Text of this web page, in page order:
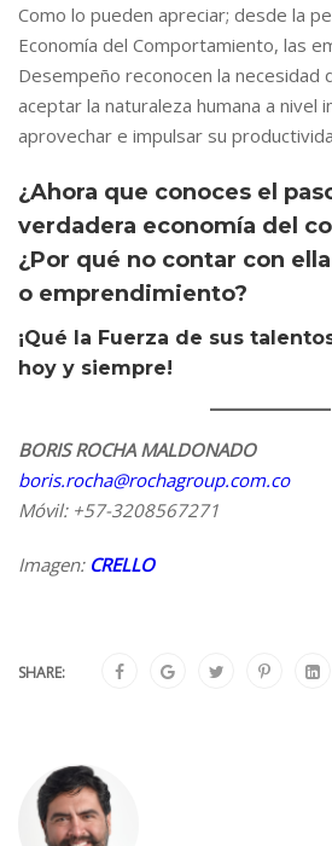
Como lo pueden apreciar; desde la
Economía del Comportamiento, las
Desempeño reconocen la necesidad
aceptar la naturaleza humana a nivel
aprovechar e impulsar su
¿Ahora que conoces el
verdadera economía del
¿Por qué no contar con
o emprendimiento?
¡Qué la Fuerza de sus
hoy y siempre!
BORIS ROCHA MALDONADO
boris.rocha@rochagroup.com.co
Móvil: +57-3208567271
Imagen: CRELLO
SHARE: